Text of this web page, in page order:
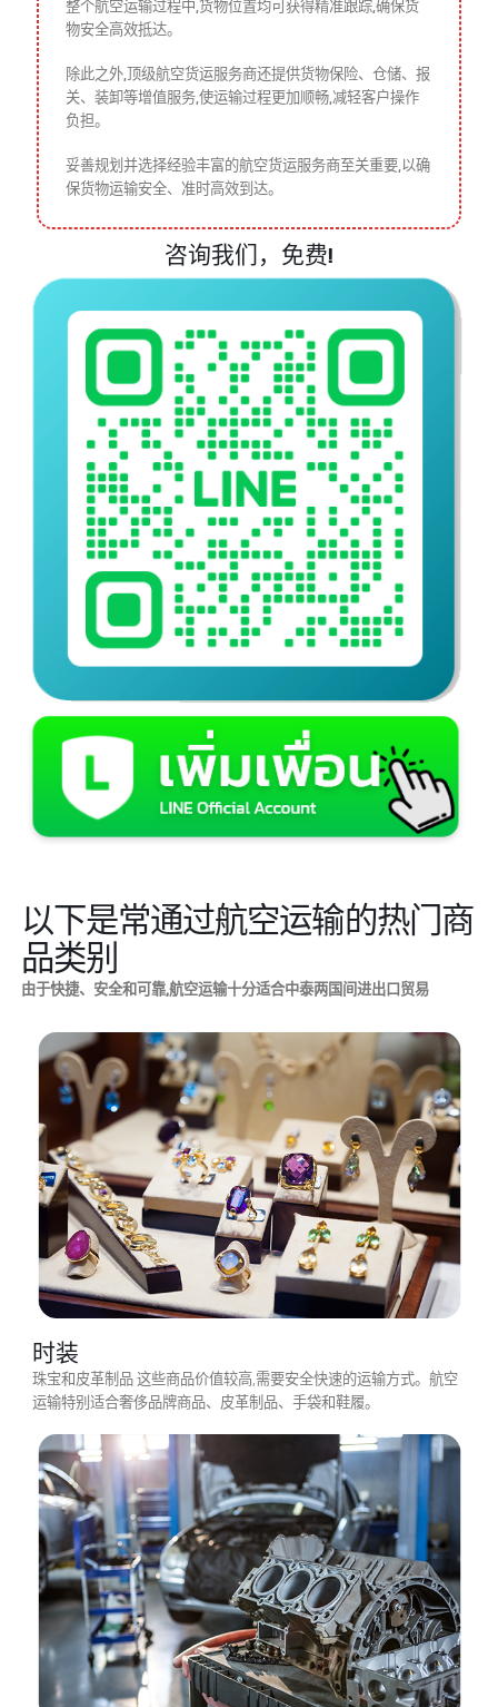
准备航空运输所需文件,如提单、商业发票、产地证明等法定
文件。
将货物运送至始发机场,并办理海关手续和文件审核。
货物装载至货运专机,飞往目的地机场。
货物抵达目的地机场后,卸载并进行海关检验。
物安全高效抵达。
除此之外,顶级航空货运服务商还提供货物保险、仓储、报
关、装卸等增值服务,使运输过程更加顺畅,减轻客户操作
负担。
妥善规划并选择经验丰富的航空货运服务商至关重要,以确
保货物运输安全、准时高效到达。
咨询我们，免费!
以下是常通过航空运输的热门商
品类别
由于快捷、安全和可靠,航空运输十分适合中泰两国间进出口贸易
时装
珠宝和皮革制品 这些商品价值较高,需要安全快速的运输方式。航空
运输特别适合奢侈品牌商品、皮革制品、手袋和鞋履。